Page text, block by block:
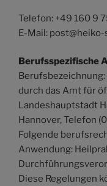
Telefon: +49 160 9
E-Mail:
Berufsspezifische
durch das Amt für
Landeshauptstadt
Hannover, Telefon
Folgende
Anwendung:
Diese Regelungen